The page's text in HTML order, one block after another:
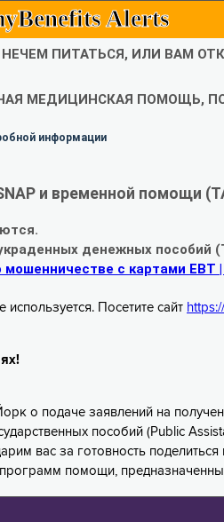
Alerts
ПИТАТЬСЯ, ИЛИ ВАМ
МЕДИЦИНСКАЯ ПОМОЩЬ,
информации
и временной помощи
денежных пособий
с картами EBT |
Посетите сайт
о подаче заявлений на
пособий (Public
вас за готовность
помощи,